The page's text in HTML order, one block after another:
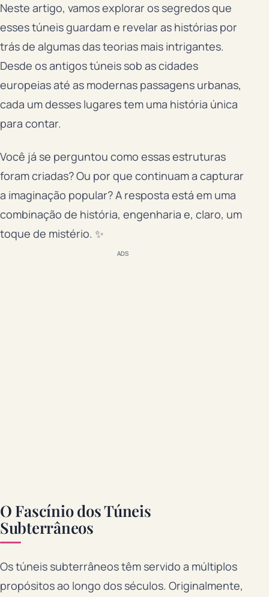
Neste artigo, vamos explorar os segredos que
esses túneis guardam e revelar as histórias por
trás de algumas das teorias mais intrigantes.
Desde os antigos túneis sob as cidades
europeias até as modernas passagens urbanas,
cada um desses lugares tem uma história única
para contar.
Você já se perguntou como essas estruturas
foram criadas? Ou por que continuam a capturar
a imaginação popular? A resposta está em uma
combinação de história, engenharia e, claro, um
toque de mistério. ✨
ADS
O Fascínio dos Túneis
Subterrâneos
Os túneis subterrâneos têm servido a múltiplos
propósitos ao longo dos séculos. Originalmente,